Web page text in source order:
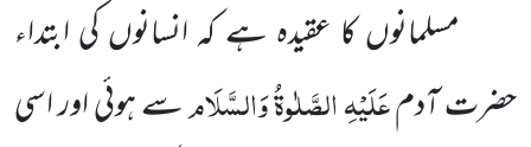
مسلمانوں کا عقیدہ ہے کہ انسانوں کی ابتداء
حضرت آدمعَلَیْہِ الصَّلٰوۃُ وَالسَّلَامسے ہوئی اور اسی